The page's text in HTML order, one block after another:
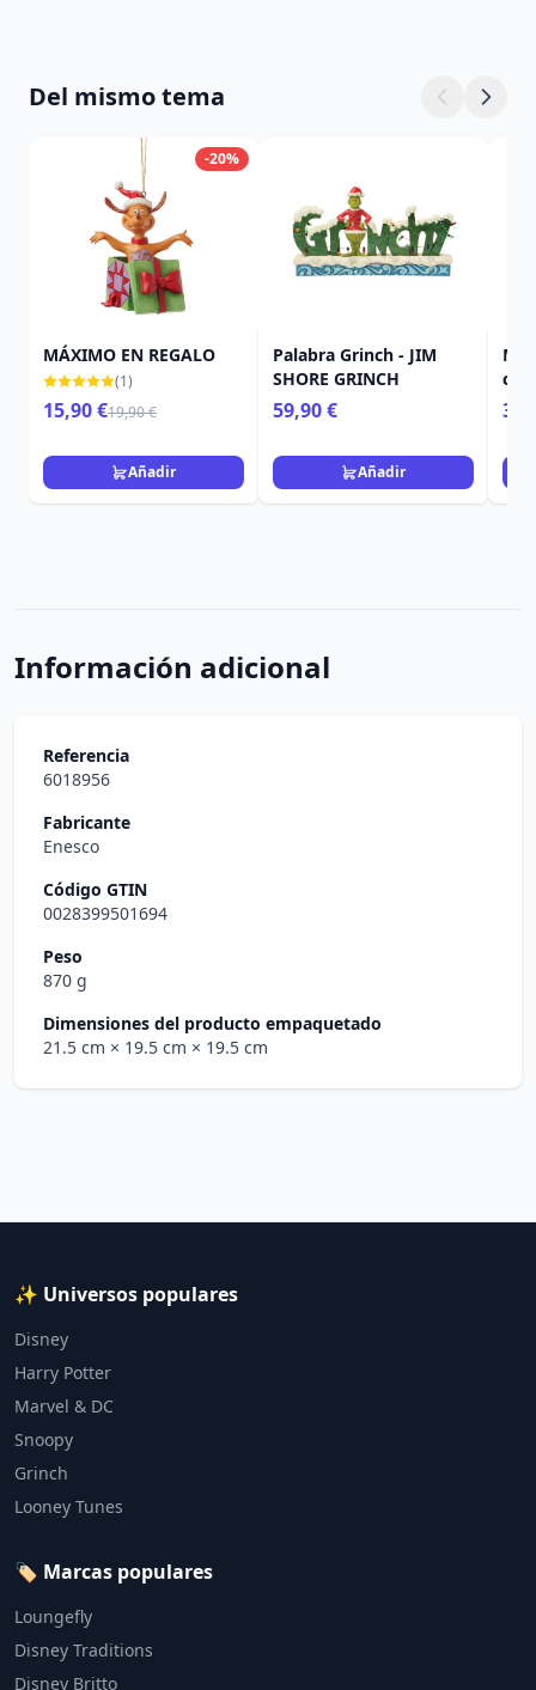
Del mismo tema
-20%
MÁXIMO EN REGALO
(1)
15,90 €19,90 €
Añadir
Palabra Grinch - JIM
SHORE GRINCH
59,90 €
Añadir
Información adicional
Referencia
6018956
Fabricante
Enesco
Código GTIN
0028399501694
Peso
870 g
Dimensiones del producto empaquetado
21.5 cm × 19.5 cm × 19.5 cm
✨ Universos populares
Disney
Harry Potter
Marvel & DC
Snoopy
Grinch
Looney Tunes
🏷️ Marcas populares
Loungefly
Disney Traditions
Disney Britto